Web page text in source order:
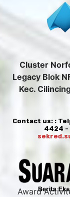
Cluster
Legacy Blok
Kec.
Contact us: :
4424 -
Award